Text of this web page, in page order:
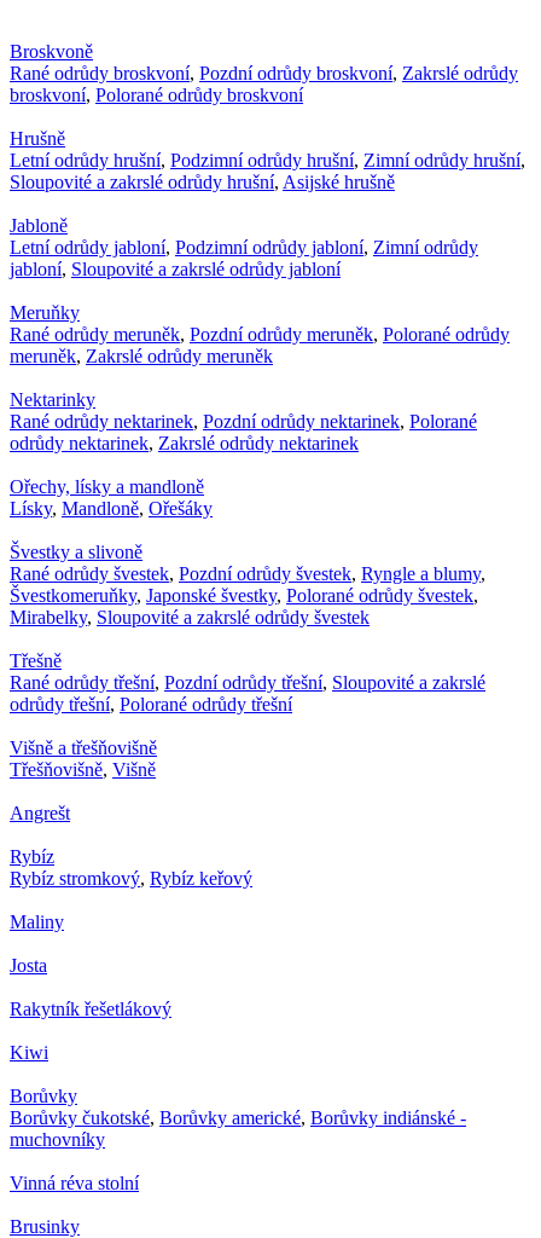
Broskvoně
Rané odrůdy broskvoní, Pozdní odrůdy broskvoní, Zakrslé odrůdy
broskvoní, Polorané odrůdy broskvoní
Hrušně
Letní odrůdy hrušní, Podzimní odrůdy hrušní, Zimní odrůdy hrušní,
Sloupovité a zakrslé odrůdy hrušní, Asijské hrušně
Jabloně
Letní odrůdy jabloní, Podzimní odrůdy jabloní, Zimní odrůdy
jabloní, Sloupovité a zakrslé odrůdy jabloní
Meruňky
Rané odrůdy meruněk, Pozdní odrůdy meruněk, Polorané odrůdy
meruněk, Zakrslé odrůdy meruněk
Nektarinky
Rané odrůdy nektarinek, Pozdní odrůdy nektarinek, Polorané
odrůdy nektarinek, Zakrslé odrůdy nektarinek
Ořechy, lísky a mandloně
Lísky, Mandloně, Ořešáky
Švestky a slivoně
Rané odrůdy švestek, Pozdní odrůdy švestek, Ryngle a blumy,
Švestkomeruňky, Japonské švestky, Polorané odrůdy švestek,
Mirabelky, Sloupovité a zakrslé odrůdy švestek
Třešně
Rané odrůdy třešní, Pozdní odrůdy třešní, Sloupovité a zakrslé
odrůdy třešní, Polorané odrůdy třešní
Višně a třešňovišně
Třešňovišně, Višně
Angrešt
Rybíz
Rybíz stromkový, Rybíz keřový
Maliny
Josta
Rakytník řešetlákový
Kiwi
Borůvky
Borůvky čukotské, Borůvky americké, Borůvky indiánské -
muchovníky
Vinná réva stolní
Brusinky